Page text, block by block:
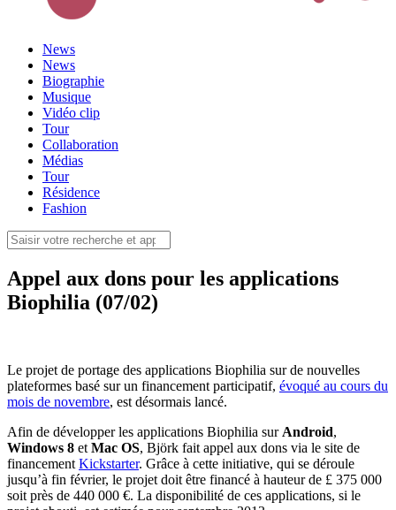
News
News
Biographie
Musique
Vidéo clip
Tour
Collaboration
Médias
Tour
Résidence
Fashion
Appel aux dons pour les applications
Biophilia (07/02)
Le projet de portage des applications Biophilia sur de nouvelles
plateformes basé sur un financement participatif, évoqué au cours du
mois de novembre, est désormais lancé.
Afin de développer les applications Biophilia sur Android,
Windows 8 et Mac OS, Björk fait appel aux dons via le site de
financement Kickstarter. Grâce à cette initiative, qui se déroule
jusqu’à fin février, le projet doit être financé à hauteur de £ 375 000
soit près de 440 000 €. La disponibilité de ces applications, si le